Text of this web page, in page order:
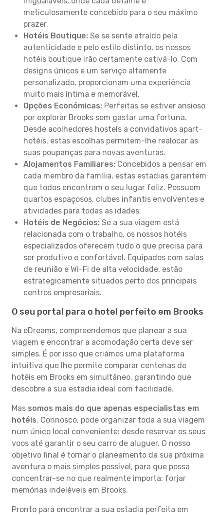
meticulosamente concebido para o seu máximo
prazer.
Hotéis Boutique: Se se sente atraído pela
autenticidade e pelo estilo distinto, os nossos
hotéis boutique irão certamente cativá-lo. Com
designs únicos e um serviço altamente
personalizado, proporcionam uma experiência
muito mais íntima e memorável.
Opções Económicas: Perfeitas se estiver ansioso
por explorar Brooks sem gastar uma fortuna.
Desde acolhedores hostels a convidativos apart-
hotéis, estas escolhas permitem-lhe realocar as
suas poupanças para novas aventuras.
Alojamentos Familiares: Concebidos a pensar em
cada membro da família, estas estadias garantem
que todos encontram o seu lugar feliz. Possuem
quartos espaçosos, clubes infantis envolventes e
atividades para todas as idades.
Hotéis de Negócios: Se a sua viagem está
relacionada com o trabalho, os nossos hotéis
especializados oferecem tudo o que precisa para
ser produtivo e confortável. Equipados com salas
de reunião e Wi-Fi de alta velocidade, estão
estrategicamente situados perto dos principais
centros empresariais.
O seu portal para o hotel perfeito em Brooks
Na eDreams, compreendemos que planear a sua
viagem e encontrar a acomodação certa deve ser
simples. É por isso que criámos uma plataforma
intuitiva que lhe permite comparar centenas de
hotéis em Brooks em simultâneo, garantindo que
descobre a sua estadia ideal com facilidade.
Mas somos mais do que apenas especialistas em
hotéis. Connosco, pode organizar toda a sua viagem
num único local conveniente: desde reservar os seus
voos até garantir o seu carro de aluguer. O nosso
objetivo final é tornar o planeamento da sua próxima
aventura o mais simples possível, para que possa
concentrar-se no que realmente importa: forjar
memórias indeléveis em Brooks.
Pronto para encontrar a sua estadia perfeita em